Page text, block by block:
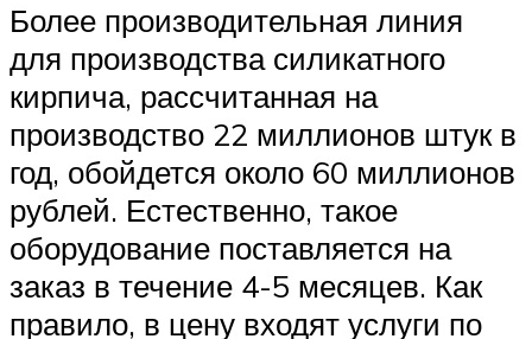
Более производительная линия
для производства силикатного
кирпича, рассчитанная на
производство 22 миллионов штук в
год, обойдется около 60 миллионов
рублей. Естественно, такое
оборудование поставляется на
заказ в течение 4-5 месяцев. Как
правило, в цену входят услуги по